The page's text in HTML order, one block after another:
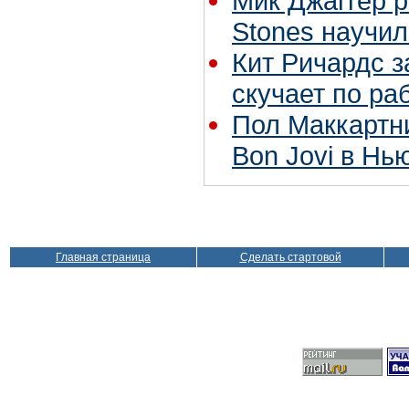
Stones
Кит Ричардс
скучает по
Пол
Bon Jovi в
Главная страница Сделать стартовой